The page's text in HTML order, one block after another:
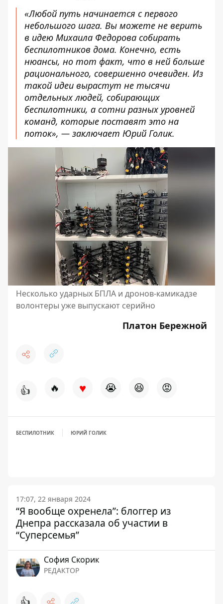
«Любой путь начинается с первого
небольшого шага. Вы можете не верить
в идею Михаила Федорова собирать
беспилотников дома. Конечно, есть
нюансы, но тот факт, что в ней больше
рационального, совершенно очевиден. Из
такой идеи вырастут не тысячи
отдельных людей, собирающих
беспилотники, а сотни разных уровней
команд, которые поставят это на
поток», — заключает Юрий Голик.
Несколько ударных БПЛА и дронов-камикадзе
волонтеры уже выпускают серийно
Платон Бережной
👍 🔥 ♥ 😭 😆 😡
БЕСПИЛОТНИК ЮРИЙ ГОЛИК
17:07, 22 января 2024
“Я вообще охренела”: блоггер из
Днепра рассказала об участии в
“Суперсемья”
София Скорик
РЕДАКТОР